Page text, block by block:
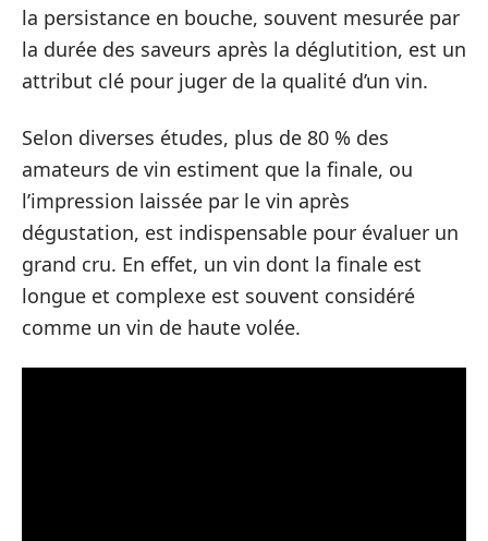
la persistance en bouche, souvent mesurée par
la durée des saveurs après la déglutition, est un
attribut clé pour juger de la qualité d’un vin.
Selon diverses études, plus de 80 % des
amateurs de vin estiment que la finale, ou
l’impression laissée par le vin après
dégustation, est indispensable pour évaluer un
grand cru. En effet, un vin dont la finale est
longue et complexe est souvent considéré
comme un vin de haute volée.